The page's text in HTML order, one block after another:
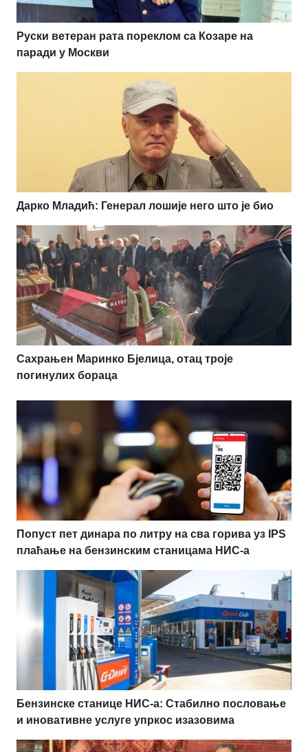
Руски ветеран рата пореклом са Козаре на
паради у Москви
Дарко Младић: Генерал лошије него што је био
Сахрањен Маринко Бјелица, отац троје
погинулих бораца
Попуст пет динара по литру на сва горива уз IPS
плаћање на бензинским станицама НИС-а
Бензинске станице НИС-а: Стабилно пословање
и иновативне услуге упркос изазовима